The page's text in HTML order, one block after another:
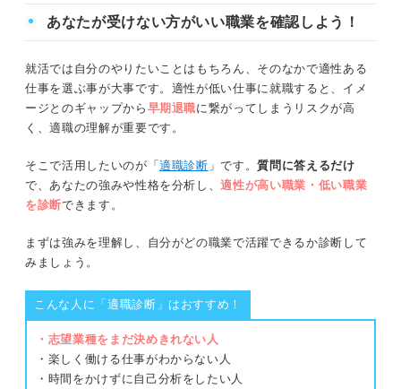
解説します。
あなたが受けない方がいい職業を確認しよう！
就活では自分のやりたいことはもちろん、そのなかで適性ある
仕事を選ぶ事が大事です。適性が低い仕事に就職すると、イメ
ージとのギャップから 早期退職に繋がってしまうリスクが高
く、適職の理解が重要です。
そこで活用したいのが「適職診断 」です。質問に答えるだけ
で、あなたの強みや性格を分析し、適性が高い職業・低い職業
を診断できます。
まずは強みを理解し、自分がどの職業で活躍できるか診断して
みましょう。
こんな人に「適職診断」はおすすめ！
・志望業種をまだ決めきれない人
・楽しく働ける仕事がわからない人
・時間をかけずに自己分析をしたい人